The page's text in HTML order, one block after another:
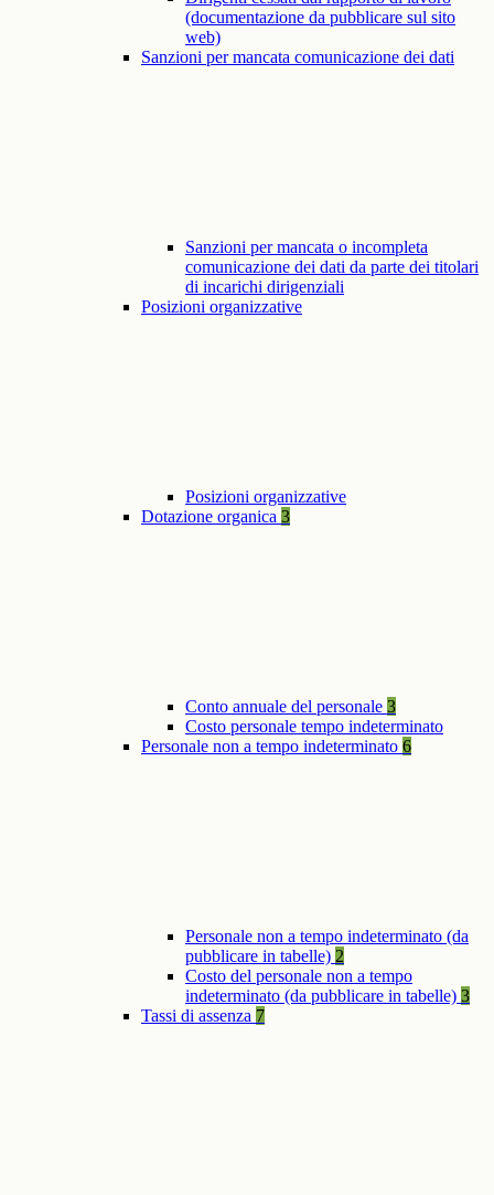
(documentazione da pubblicare sul sito
web)
Sanzioni per mancata comunicazione dei dati
Sanzioni per mancata o incompleta
comunicazione dei dati da parte dei titolari
di incarichi dirigenziali
Posizioni organizzative
Posizioni organizzative
Dotazione organica 3
Conto annuale del personale 3
Costo personale tempo indeterminato
Personale non a tempo indeterminato 6
Personale non a tempo indeterminato (da
pubblicare in tabelle) 2
Costo del personale non a tempo
indeterminato (da pubblicare in tabelle) 3
Tassi di assenza 7